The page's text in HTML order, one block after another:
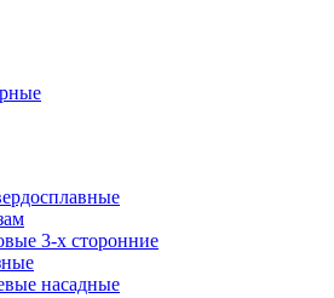
3-х сторонние
насадные